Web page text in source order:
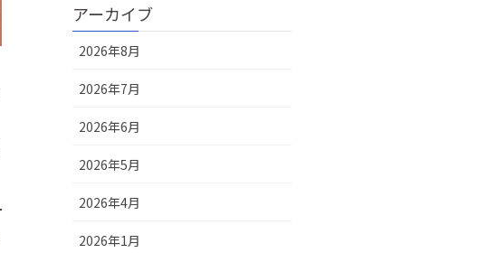
アーカイブ
2026年8月
2026年7月
2026年6月
2026年5月
2026年4月
2026年1月